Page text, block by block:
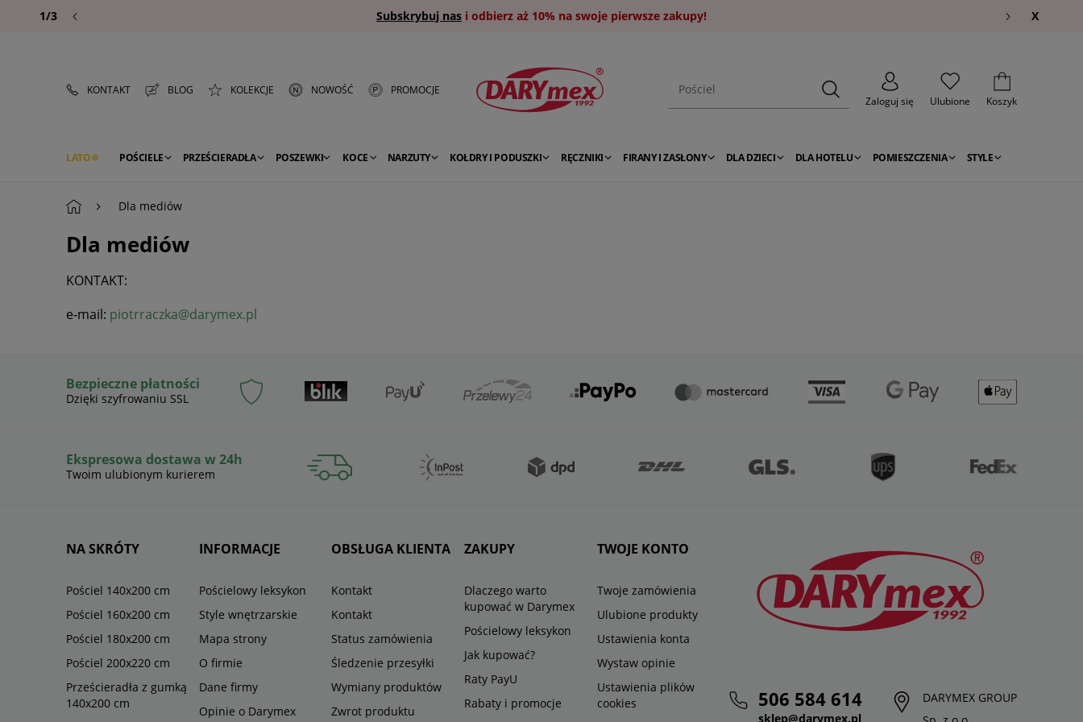
Subskrybuj nas i odbierz aż 10% na swoje pierwsze zakupy!
1/3 X
KONTAKT BLOG KOLEKCJE NOWOŚĆ
PROMOCJE
Zaloguj się
Ulubione Koszyk
LATO POŚCIELE PRZEŚCIERADŁA POSZEWKI KOCE NARZUTY KOŁDRY I PODUSZKI RĘCZNIKI FIRANY I ZASŁONY DLA DZIECI DLA HOTELU POMIESZCZENIA STYLE
Dla mediów
Dla mediów
KONTAKT:
e-mail: piotrraczka@darymex.pl
Bezpieczne płatności
Dzięki szyfrowaniu SSL
Ekspresowa dostawa w 24h
Twoim ulubionym kurierem
NA SKRÓTY
Pościel 140x200 cm
Pościel 160x200 cm
Pościel 180x200 cm
Pościel 200x220 cm
Prześcieradła z gumką
140x200 cm
INFORMACJE
Pościelowy leksykon
Style wnętrzarskie
Mapa strony
O firmie
Dane firmy
Opinie o Darymex
OBSŁUGA KLIENTA
Kontakt
Kontakt
Status zamówienia
Śledzenie przesyłki
Wymiany produktów
Zwrot produktu
ZAKUPY
Dlaczego warto
kupować w Darymex
Pościelowy leksykon
Jak kupować?
Raty PayU
Rabaty i promocje
TWOJE KONTO
Twoje zamówienia
Ulubione produkty
Ustawienia konta
Wystaw opinie
Ustawienia plików
cookies
506 584 614
sklep@darymex.pl
DARYMEX GROUP